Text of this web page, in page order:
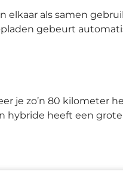
als samen
gebeurt
je zo’n 80 kilometer
hybride heeft een